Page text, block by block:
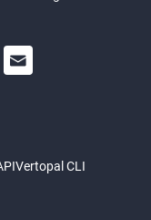
Vertopal CLI